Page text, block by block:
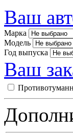
Ваш
Марка
Модель
Год выпуска
Ваш